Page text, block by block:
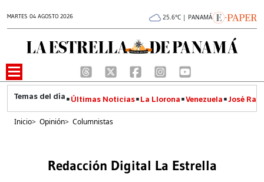
MARTES 04 AGOSTO 2026 25.6°C | PANAMÁ
Últimas Noticias La Llorona Venezuela José
Inicio> Opinión> Columnistas
Redacción Digital La Estrella